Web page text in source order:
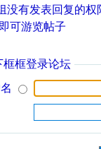
没有发表回复的权
可游览帖子
框框登录论坛